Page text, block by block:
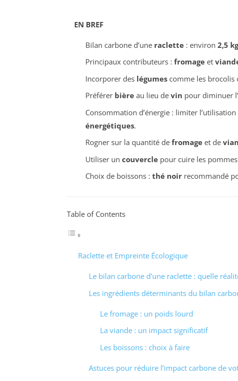
EN BREF
Bilan carbone d’une raclette: environ 2,5
Principaux contributeurs : fromageet
Incorporer des légumescomme les brocolis
Préférer bièreau lieu de vin pour diminuer
Consommation d’énergie : limiter
énergétiques.
Rogner sur la quantité de fromageet de
Utiliser un couverclepour cuire les
Choix de boissons : thé noirrecommandé
Table of Contents
Raclette et Empreinte Écologique
Le bilan carbone d’une raclette : quelle
Les ingrédients déterminants du bilan
Le fromage : un poids lourd
La viande : un impact significatif
Les boissons : choix à faire
Astuces pour réduire l’impact carbone de